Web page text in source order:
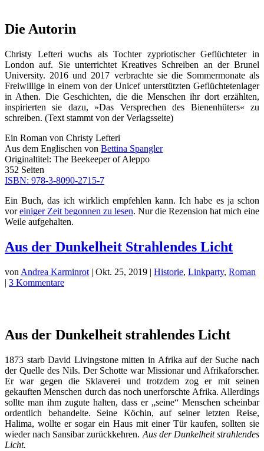
Die Autorin
Christy Lefteri wuchs als Tochter zypriotischer Geflüchteter in
London auf. Sie unterrichtet Kreatives Schreiben an der Brunel
University. 2016 und 2017 verbrachte sie die Sommermonate als
Freiwillige in einem von der Unicef unterstützten Geflüchtetenlager
in Athen. Die Geschichten, die die Menschen ihr dort erzählten,
inspirierten sie dazu, »Das Versprechen des Bienenhüters« zu
schreiben. (Text stammt von der Verlagsseite)
Ein Roman von Christy Lefteri
Aus dem Englischen von Bettina Spangler
Originaltitel: The Beekeeper of Aleppo
352 Seiten
ISBN: 978-3-8090-2715-7
Ein Buch, das ich wirklich empfehlen kann. Ich habe es ja schon
voreiniger Zeit begonnen zu lesen. Nur die Rezension hat mich eine
Weile aufgehalten.
Aus der Dunkelheit Strahlendes Licht
von Andrea Karminrot | Okt. 25, 2019 | Historie, Linkparty, Roman
| 3 Kommentare
Aus der Dunkelheit strahlendes Licht
1873 starb David Livingstone mitten in Afrika auf der Suche nach
der Quelle des Nils. Der Schotte war Missionar und Afrikaforscher.
Er war gegen die Sklaverei und trotzdem zog er mit seinen
gekauften Menschen durch das noch unerforschte Afrika. Allerdings
sollte man ihm zugute halten, dass er „seine“ Menschen scheinbar
ordentlich behandelte. Seine Köchin, auf seiner letzten Reise,
Halima, wollte er sogar ein Haus mit einer Tür kaufen, sollten sie
wieder nach Sansibar zurückkehren. Aus der Dunkelheit strahlendes
Licht.